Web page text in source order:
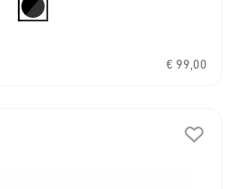
€ 99,00